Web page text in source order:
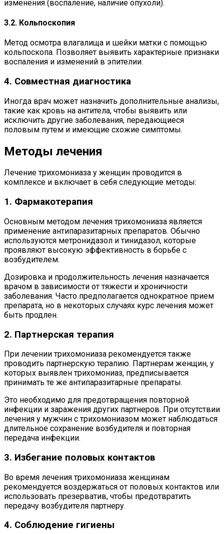
изменения (воспаление, наличие опухоли).
3.2. Кольпоскопия
Метод осмотрa влагалищa и шейки матки с помощью
кольпоскопa. Позволяет выявить характерные признаки
воспаления и изменений в эпителии.
4. Совместная диагностика
Иногда врач может назначить дополнительные анализы,
такие как кровь на антитела, чтобы выявить или
исключить другие заболевания, передающиеся
половым путем и имеющие схожие симптомы.
Методы лечения
Лечение трихомониаза у женщин проводится в
комплексе и включает в себя следующие методы:
1. Фармакотерапия
Основным методом лечения трихомониаза является
применение антипаразитарных препаратов. Обычно
используются метронидазол и тинидазол, которые
проявляют высокую эффективность в борьбе с
возбудителем.
Дозировка и продолжительность лечения назначается
врачом в зависимости от тяжести и хроничности
заболевания. Часто предполагается однократное прием
препарата, но в некоторых случаях курс лечения может
быть продлен.
2. Партнерская терапия
При лечении трихомониаза рекомендуется также
проводить партнерскую терапию. Партнерам женщин, у
которых выявлен трихомониаз, предписывается
принимать те же антипаразитарные препараты.
Это необходимо для предотвращения повторной
инфекции и заражения других партнеров. При отсутствии
лечения у мужчин с трихомониазом может наблюдаться
длительное сохранение возбудителя и повторная
передача инфекции.
3. Избегание половых контактов
Во время лечения трихомониаза женщинам
рекомендуется воздержаться от половых контактов или
использовать презерватив, чтобы предотвратить
передачу возбудителя партнеру.
4. Соблюдение гигиены